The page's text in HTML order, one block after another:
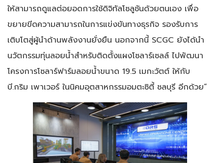
ให้สามารถดูแลต่อยอดการใช้ดิจิทัลโซลูชันด้วยตนเอง เพื่อ
ขยายขีดความสามารถในการแข่งขันทางธุรกิจ รองรับการ
เติบโตสู่ผู้นำด้านพลังงานยั่งยืน นอกจากนี้ SCGC ยังได้นำ
นวัตกรรมทุ่นลอยน้ำสำหรับติดตั้งแผงโซลาร์เซลล์ ไปพัฒนา
โครงการโซลาร์ฟาร์มลอยน้ำขนาด 19.5 เมกะวัตต์ ให้กับ
บี.กริม เพาเวอร์ ในนิคมอุตสาหกรรมอมตะซิตี้ ชลบุรี อีกด้วย”